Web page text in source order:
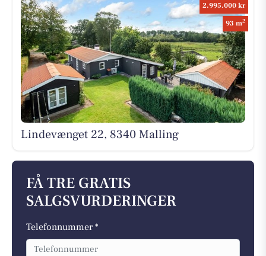
2.995.000 kr
93 m2
Lindevænget 22, 8340 Malling
FÅ TRE GRATIS
SALGSVURDERINGER
Telefonnummer *